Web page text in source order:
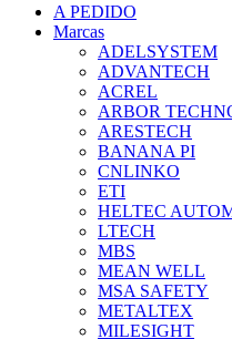
A PEDIDO
Marcas
ADELSYSTEM
ADVANTECH
ACREL
ARBOR
ARESTECH
BANANA PI
CNLINKO
ETI
HELTEC
LTECH
MBS
MEAN WELL
MSA SAFETY
METALTEX
MILESIGHT